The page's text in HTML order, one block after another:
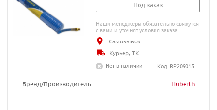
Бренд/Производитель Huberth
Под заказ
Наши менеджеры обязательно свяжутся
с вами и уточнят условия заказа
Самовывоз
Курьер, ТК
Нет в наличии
Код: RP209015